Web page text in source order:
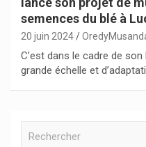
semences du blé à
20 juin 2024
C’est dans le cadre de
grande échelle et